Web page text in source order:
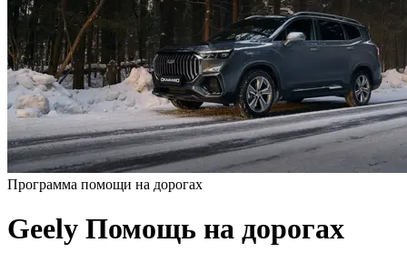
Программа помощи на дорогах
Geely Помощь на дорогах